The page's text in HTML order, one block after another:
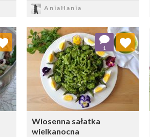
AniaHania
Wiosenna sałatka
wielkanocna
1
Dodaj do ulubionych
Wybierz listę: